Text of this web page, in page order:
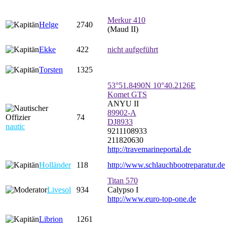
Helge 2740
Merkur 410
(Maud II)
Ekke 422 nicht aufgeführt
Torsten 1325
nautic
74
53°51.8490N 10°40.2126E
Komet GTS
ANYU II
89902-A
DJ8933
9211108933
211820630
http://travemarineportal.de
Holländer
118 http://www.schlauchbootreparatur.de
Livesol 934
Titan 570
Calypso I
http://www.euro-top-one.de
Librion 1261